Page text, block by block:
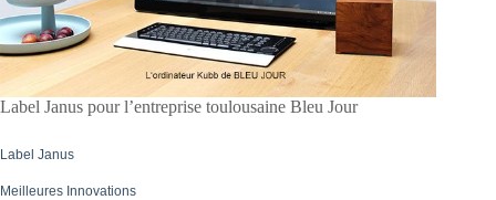
Label Janus pour l’entreprise toulousaine Bleu Jour
Label Janus
Meilleures Innovations